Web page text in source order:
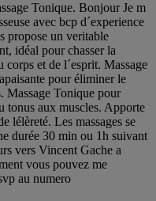
Tonique. Bonjour Je m
avec bcp d´experience
propose un veritable
idéal pour chasser la
et de l´esprit. Massage
pour éliminer le
Massage Tonique pour
tonus aux muscles. Apporte
lélèreté. Les massages se
durée 30 min ou 1h suivant
vers Vincent Gache a
vous pouvez me
au numero